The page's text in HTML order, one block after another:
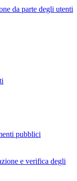
da parte degli utenti
pubblici
e verifica degli